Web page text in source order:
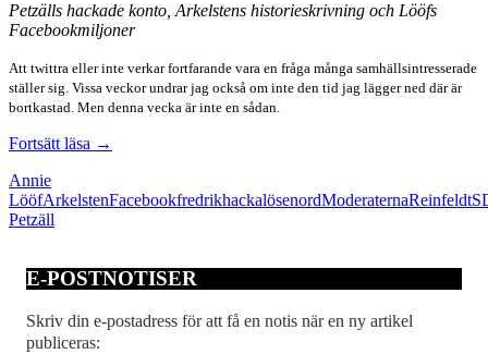
Petzälls hackade konto, Arkelstens historieskrivning och Lööfs
Facebookmiljoner
Att twittra eller inte verkar fortfarande vara en fråga många samhällsintresserade
ställer sig. Vissa veckor undrar jag också om inte den tid jag lägger ned där är
bortkastad. Men denna vecka är inte en sådan.
Fortsätt läsa En
på
→
Annie
LööfArkelstenFacebookfredrikhackalösenordModeraternaReinfeldt
Petzäll
E-POSTNOTISER
Skriv din e-postadress för att få en notis när en ny artikel
publiceras: